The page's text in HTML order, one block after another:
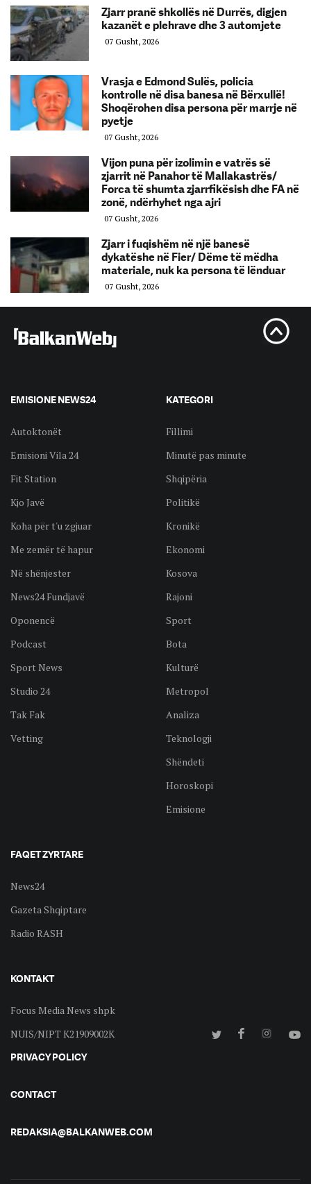
Zjarr pranë shkollës në Durrës, digjen
kazanët e plehrave dhe 3 automjete
07 Gusht, 2026
Vrasja e Edmond Sulës, policia
kontrolle në disa banesa në Bërxullë!
Shoqërohen disa persona për marrje në
pyetje
07 Gusht, 2026
Vijon puna për izolimin e vatrës së
zjarrit në Panahor të Mallakastrës/
Forca të shumta zjarrfikësish dhe FA në
zonë, ndërhyhet nga ajri
07 Gusht, 2026
Zjarr i fuqishëm në një banesë
dykatëshe në Fier/ Dëme të mëdha
materiale, nuk ka persona të lënduar
07 Gusht, 2026
EMISIONE NEWS24
Autoktonët
Emisioni Vila 24
Fit Station
Kjo Javë
Koha për t'u zgjuar
Me zemër të hapur
Në shënjester
News24 Fundjavë
Oponencë
Podcast
Sport News
Studio 24
Tak Fak
Vetting
KATEGORI
Fillimi
Minutë pas minute
Shqipëria
Politikë
Kronikë
Ekonomi
Kosova
Rajoni
Sport
Bota
Kulturë
Metropol
Analiza
Teknologji
Shëndeti
Horoskopi
Emisione
FAQET ZYRTARE
News24
Gazeta Shqiptare
Radio RASH
KONTAKT
Focus Media News shpk
NUIS/NIPT K21909002K
PRIVACY POLICY
CONTACT
REDAKSIA@BALKANWEB.COM